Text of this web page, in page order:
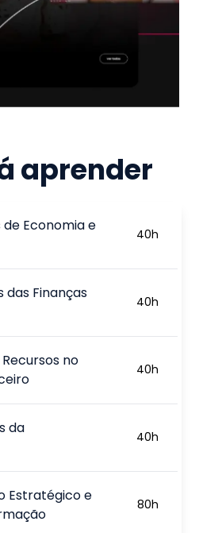
aprender
Economia e
40h
das Finanças
40h
no
40h
da
40h
Estratégico e
80h